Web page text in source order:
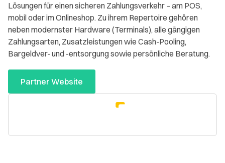
Lösungen für einen sicheren Zahlungsverkehr – am POS,
mobil oder im Onlineshop. Zu ihrem Repertoire gehören
neben modernster Hardware (Terminals), alle gängigen
Zahlungsarten, Zusatzleistungen wie Cash-Pooling,
Bargeldver- und -entsorgung sowie persönliche Beratung.
Partner Website